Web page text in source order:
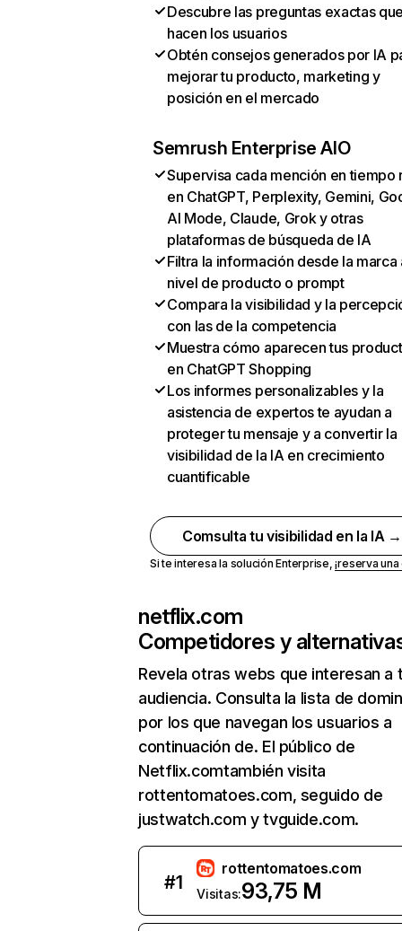
Descubre las preguntas exactas
hacen los usuarios
Obtén consejos generados por IA
mejorar tu producto, marketing y
posición en el mercado
Semrush Enterprise AIO
Supervisa cada mención en tiempo
en ChatGPT, Perplexity, Gemini,
AI Mode, Claude, Grok y otras
plataformas de búsqueda de IA
Filtra la información desde la marca
nivel de producto o prompt
Compara la visibilidad y la
con las de la competencia
Muestra cómo aparecen tus
en ChatGPT Shopping
Los informes personalizables y la
asistencia de expertos te ayudan a
proteger tu mensaje y a convertir la
visibilidad de la IA en crecimiento
cuantificable
Comsulta tu visibilidad en la IA →
Si te interesa la solución Enterprise,¡reserva
netflix.com
Competidores y
Revela otras webs que interesan a
audiencia. Consulta la lista de
por los que navegan los usuarios a
continuación de. El público de
Netflix.comtambién visita
rottentomatoes.com, seguido de
justwatch.com y tvguide.com.
#1
rottentomatoes.com
Visitas:93,75 M